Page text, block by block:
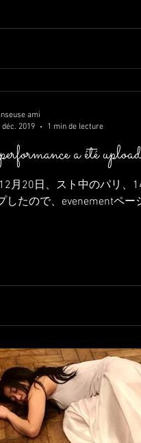
a été upload
月20日、スト中のパリ、
したので、evenementペ
ami
déc. 2019
1 min de lecture